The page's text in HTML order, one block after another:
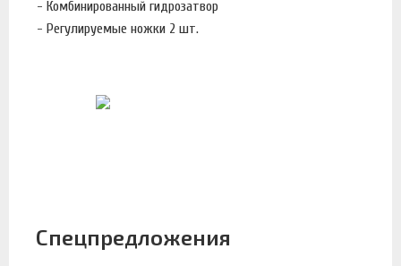
- Комбинированный гидрозатвор
- Регулируемые ножки 2 шт.
Спецпредложения